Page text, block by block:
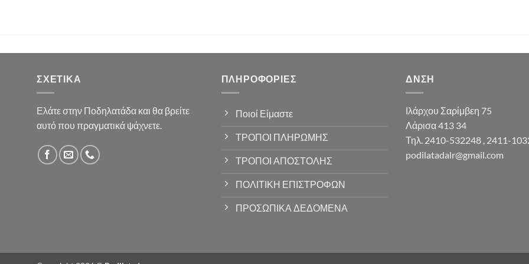
ΣΧΕΤΙΚΆ
Ελάτε στην Ποδηλατάδα και θα βρείτε
αυτό που πραγματικά ψάχνετε.
ΠΛΗΡΟΦΟΡΊΕΣ
Ποιοί Είμαστε
ΤΡΟΠΟΙ ΠΛΗΡΩΜΗΣ
ΤΡΟΠΟΙ ΑΠΟΣΤΟΛΗΣ
ΠΟΛΙΤΙΚΗ ΕΠΙΣΤΡΟΦΩΝ
ΠΡΟΣΩΠΙΚΑ ΔΕΔΟΜΕΝΑ
ΔΝΣΗ
Ιλάρχου Σαρίμβεη 75
Λάρισα 413 34
Τηλ. 2410-532248 , 2411-
podilatadalr@gmail.com